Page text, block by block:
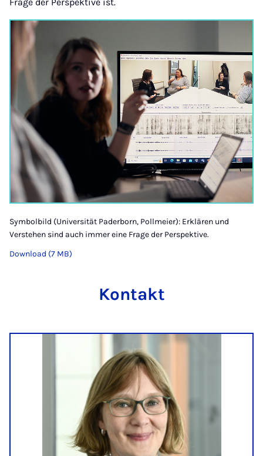
Symbolbild (Universität Paderborn, Pollmeier): Erklären und
Verstehen sind auch immer eine Frage der Perspektive.
Download (7 MB)
Kontakt